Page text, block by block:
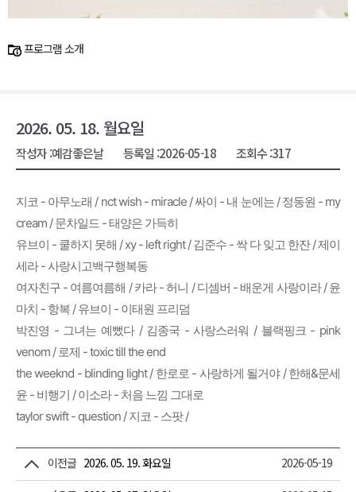
프로그램 소개
2026. 05. 18. 월요일
작성자 :예감좋은날 등록일 :2026-05-18 조회수 :317
지코 - 아무노래 / nct wish - miracle / 싸이 - 내 눈에는 / 정동원 - my
cream / 문차일드 - 태양은 가득히
유브이 - 쿨하지 못해 / xy - left right / 김준수 - 싹 다 잊고 한잔 / 제이
세라 - 사랑시고백구행복동
여자친구 - 여름여름해 / 카라 - 허니 / 디셈버 - 배운게 사랑이라 / 윤
마치 - 항복 / 유브이 - 이태원 프리덤
박진영 - 그녀는 예뻤다 / 김종국 - 사랑스러워 / 블랙핑크 - pink
venom / 로제 - toxic till the end
the weeknd - blinding light / 한로로 - 사랑하게 될거야 / 한해&문세
윤 - 비행기 / 이소라 - 처음 느낌 그대로
taylor swift - question / 지코 - 스팟 /
이전글 2026. 05. 19. 화요일 2026-05-19